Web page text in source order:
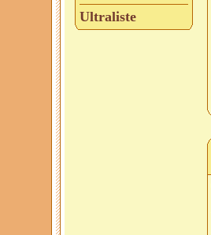
Ultraliste